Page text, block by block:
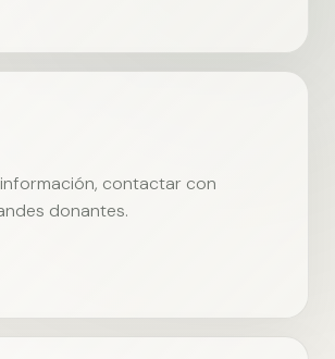
contactar con
donantes.